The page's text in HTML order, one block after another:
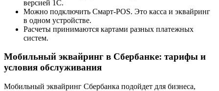
версией 1С.
Можно подключить Смарт-POS. Это касса и эквайринг
в одном устройстве.
Расчеты принимаются картами разных платежных
систем.
Мобильный эквайринг в Сбербанке: тарифы и
условия обслуживания
Мобильный эквайринг Сбербанка подойдет для бизнеса,